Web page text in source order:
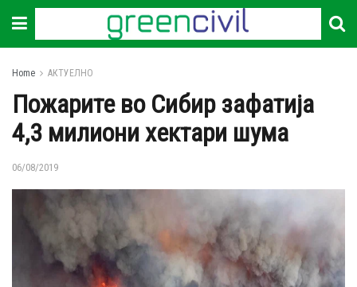
Home АКТУЕЛНО
Пожарите во Сибир зафатија
4,3 милиони хектари шума
06/08/2019